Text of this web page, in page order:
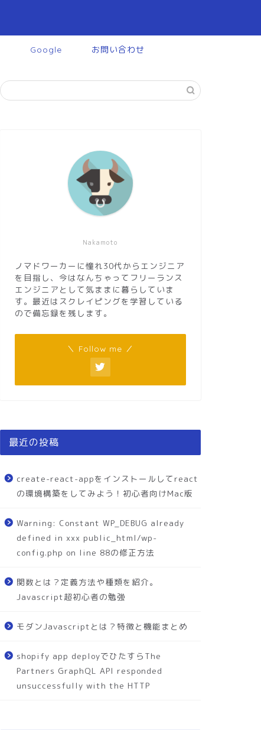
Google お問い合わせ
Nakamoto
ノマドワーカーに憧れ30代からエンジニア
を目指し、今はなんちゃってフリーランス
エンジニアとして気ままに暮らしていま
す。最近はスクレイピングを学習している
ので備忘録を残します。
＼ Follow me ／
最近の投稿
create-react-appをインストールしてreact
の環境構築をしてみよう！初心者向けMac版
Warning: Constant WP_DEBUG already
defined in xxx public_html/wp-
config.php on line 88の修正方法
関数とは？定義方法や種類を紹介。
Javascript超初心者の勉強
モダンJavascriptとは？特徴と機能まとめ
shopify app deployでひたすらThe
Partners GraphQL API responded
unsuccessfully with the HTTP